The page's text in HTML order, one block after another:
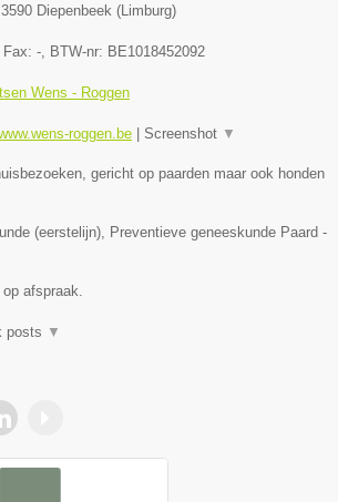
3590 Diepenbeek (Limburg)
Fax: -, BTW-nr: BE1018452092
Wens - Roggen
roggen.be Screenshot ▼
gericht op paarden maar ook honden
(eerstelijn), Preventieve geneeskunde Paard -
afspraak.
posts ▼